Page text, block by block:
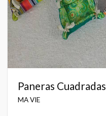
Paneras Cuadradas
MA VIE